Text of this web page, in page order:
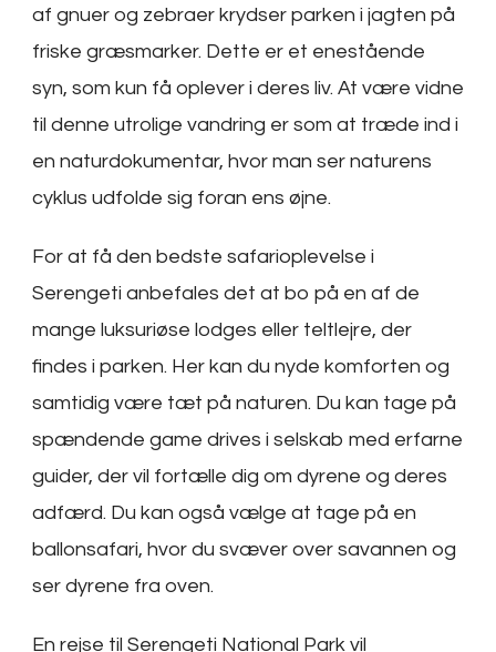
af gnuer og zebraer krydser parken i jagten på
friske græsmarker. Dette er et enestående
syn, som kun få oplever i deres liv. At være vidne
til denne utrolige vandring er som at træde ind i
en naturdokumentar, hvor man ser naturens
cyklus udfolde sig foran ens øjne.
For at få den bedste safarioplevelse i
Serengeti anbefales det at bo på en af de
mange luksuriøse lodges eller teltlejre, der
findes i parken. Her kan du nyde komforten og
samtidig være tæt på naturen. Du kan tage på
spændende game drives i selskab med erfarne
guider, der vil fortælle dig om dyrene og deres
adfærd. Du kan også vælge at tage på en
ballonsafari, hvor du svæver over savannen og
ser dyrene fra oven.
En rejse til Serengeti National Park vil